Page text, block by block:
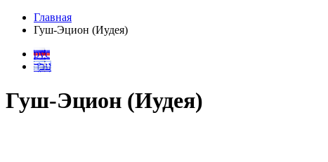
Главная
Гуш-Эцион (Иудея)
рус
עבר
Гуш-Эцион (Иудея)